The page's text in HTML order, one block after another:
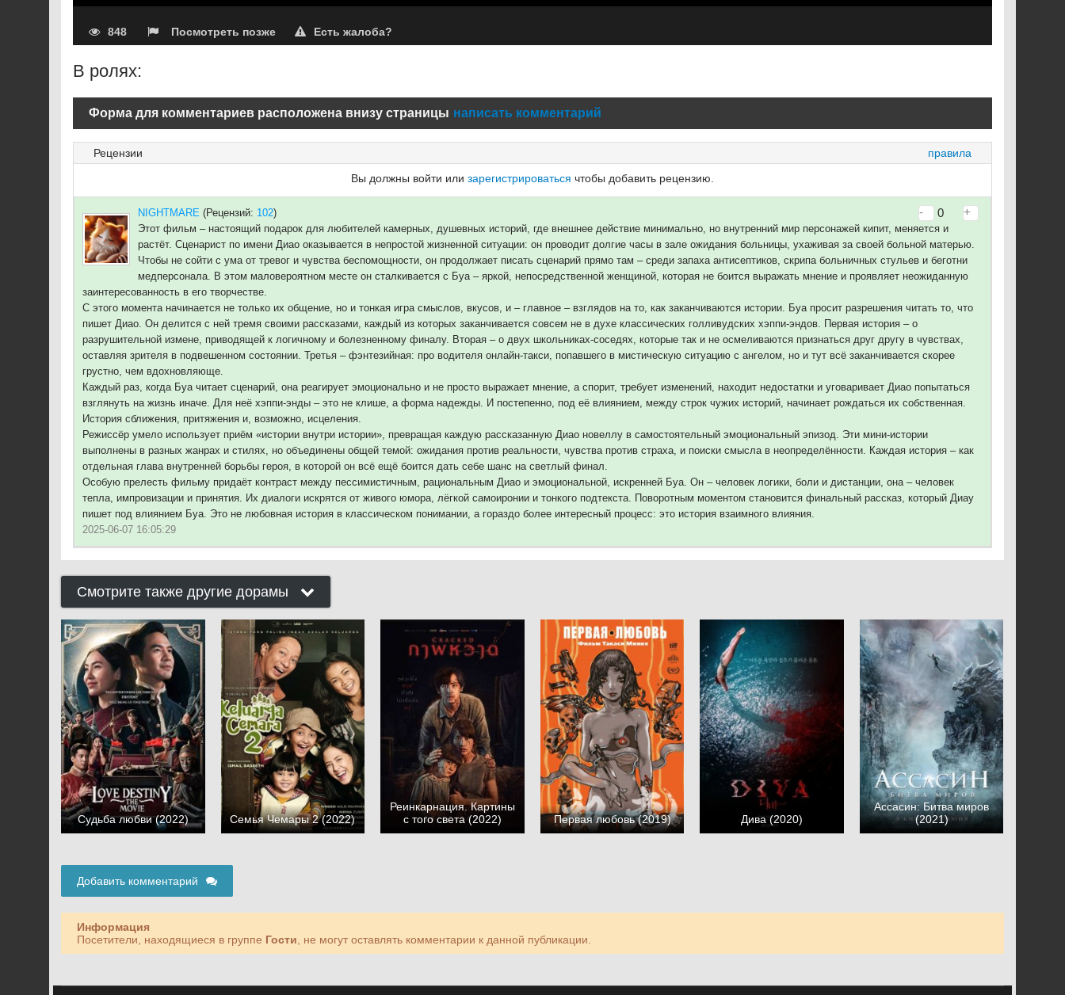
848 Посмотреть позже Есть жалоба?
В ролях:
Форма для комментариев расположена внизу страницы написать комментарий
Рецензии
правила
Вы должны войти или зарегистрироваться чтобы добавить рецензию.
- 0 +
NIGHTMARE (Рецензий: 102)
Этот фильм – настоящий подарок для любителей камерных, душевных историй, где внешнее действие минимально, но внутренний мир персонажей кипит, меняется и
растёт. Сценарист по имени Диао оказывается в непростой жизненной ситуации: он проводит долгие часы в зале ожидания больницы, ухаживая за своей больной матерью.
Чтобы не сойти с ума от тревог и чувства беспомощности, он продолжает писать сценарий прямо там – среди запаха антисептиков, скрипа больничных стульев и беготни
медперсонала. В этом маловероятном месте он сталкивается с Буа – яркой, непосредственной женщиной, которая не боится выражать мнение и проявляет неожиданную
заинтересованность в его творчестве.
С этого момента начинается не только их общение, но и тонкая игра смыслов, вкусов, и – главное – взглядов на то, как заканчиваются истории. Буа просит разрешения читать то, что
пишет Диао. Он делится с ней тремя своими рассказами, каждый из которых заканчивается совсем не в духе классических голливудских хэппи-эндов. Первая история – о
разрушительной измене, приводящей к логичному и болезненному финалу. Вторая – о двух школьниках-соседях, которые так и не осмеливаются признаться друг другу в чувствах,
оставляя зрителя в подвешенном состоянии. Третья – фэнтезийная: про водителя онлайн-такси, попавшего в мистическую ситуацию с ангелом, но и тут всё заканчивается скорее
грустно, чем вдохновляюще.
Каждый раз, когда Буа читает сценарий, она реагирует эмоционально и не просто выражает мнение, а спорит, требует изменений, находит недостатки и уговаривает Диао попытаться
взглянуть на жизнь иначе. Для неё хэппи-энды – это не клише, а форма надежды. И постепенно, под её влиянием, между строк чужих историй, начинает рождаться их собственная.
История сближения, притяжения и, возможно, исцеления.
Режиссёр умело использует приём «истории внутри истории», превращая каждую рассказанную Диао новеллу в самостоятельный эмоциональный эпизод. Эти мини-истории
выполнены в разных жанрах и стилях, но объединены общей темой: ожидания против реальности, чувства против страха, и поиски смысла в неопределённости. Каждая история – как
отдельная глава внутренней борьбы героя, в которой он всё ещё боится дать себе шанс на светлый финал.
Особую прелесть фильму придаёт контраст между пессимистичным, рациональным Диао и эмоциональной, искренней Буа. Он – человек логики, боли и дистанции, она – человек
тепла, импровизации и принятия. Их диалоги искрятся от живого юмора, лёгкой самоиронии и тонкого подтекста. Поворотным моментом становится финальный рассказ, который Диау
пишет под влиянием Буа. Это не любовная история в классическом понимании, а гораздо более интересный процесс: это история взаимного влияния.
2025-06-07 16:05:29
Смотрите также другие дорамы
Судьба любви (2022) Семья Чемары 2 (2022)
Реинкарнация. Картины
с того света (2022)
Первая любовь (2019) Дива (2020)
Ассасин: Битва миров
(2021)
Добавить комментарий
Информация
Посетители, находящиеся в группе Гости , не могут оставлять комментарии к данной публикации.